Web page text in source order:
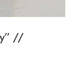
//